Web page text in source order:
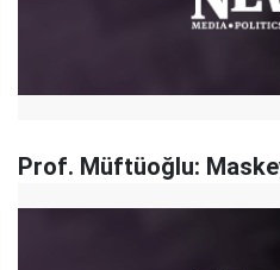
Prof. Müftüoğlu: